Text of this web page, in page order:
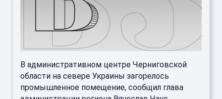
В административном центре Черниговской
области на севере Украины загорелось
промышленное помещение, сообщил глава